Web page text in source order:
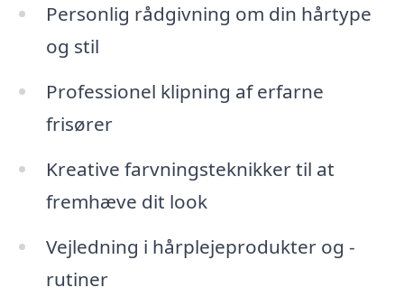
Personlig rådgivning om din hårtype
og stil
Professionel klipning af erfarne
frisører
Kreative farvningsteknikker til at
fremhæve dit look
Vejledning i hårplejeprodukter og -
rutiner